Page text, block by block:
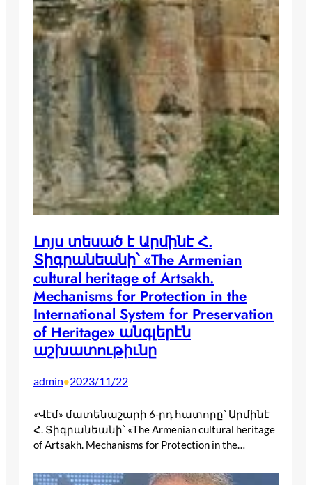
Լոյս տեսած է Արմինէ Հ.
Տիգրանեանի՝ «The Armenian
cultural heritage of Artsakh.
Mechanisms for Protection in the
International System for Preservation
of Heritage» անգլերէն
աշխատութիւնը
admin•2023/11/22
«Վէմ» մատենաշարի 6-րդ հատորը՝ Արմինէ
Հ. Տիգրանեանի՝ «The Armenian cultural heritage
of Artsakh. Mechanisms for Protection in the…